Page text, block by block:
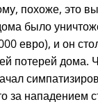
похоже, это
было
евро), и он
потерей дома.
за нападением